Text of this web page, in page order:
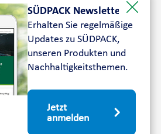
SÜDPACK Newsletter
Erhalten Sie regelmäßige
Updates zu SÜDPACK,
unseren Produkten und
Nachhaltigkeitsthemen.
Jetzt
anmelden